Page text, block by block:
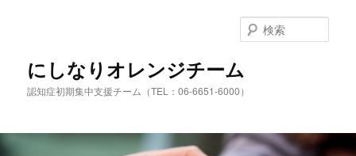
にしなりオレンジチーム
認知症初期集中支援チーム（TEL：06-6651-6000）
索